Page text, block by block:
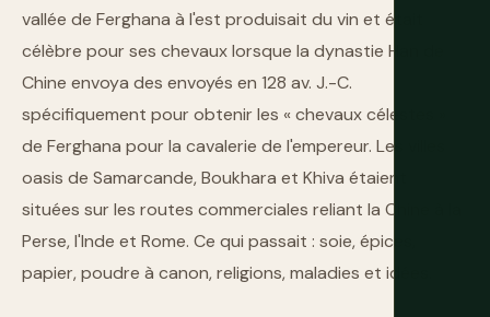
vallée de Ferghana à l'est produisait du vin et était
célèbre pour ses chevaux lorsque la dynastie Han de
Chine envoya des envoyés en 128 av. J.-C.
spécifiquement pour obtenir les « chevaux célestes »
de Ferghana pour la cavalerie de l'empereur. Les villes
oasis de Samarcande, Boukhara et Khiva étaient
situées sur les routes commerciales reliant la Chine à la
Perse, l'Inde et Rome. Ce qui passait : soie, épices,
papier, poudre à canon, religions, maladies et idées.